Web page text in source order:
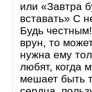
или «Завтра
вставать» С
Будь
врун, то
нужна ему
любят, когда
мешает быть